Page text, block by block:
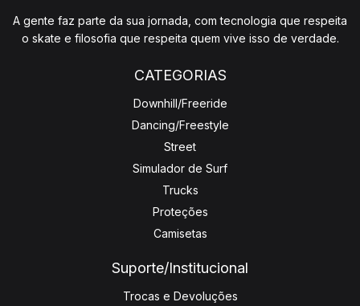
A gente faz parte da sua jornada, com tecnologia que respeita
o skate e filosofia que respeita quem vive isso de verdade.
CATEGORIAS
Downhill/Freeride
Dancing/Freestyle
Street
Simulador de Surf
Trucks
Proteções
Camisetas
Suporte/Institucional
Trocas e Devoluções